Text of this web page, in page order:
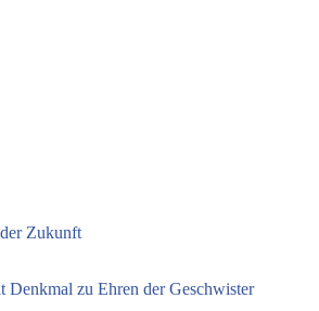
Zukunft
Denkmal zu Ehren der Geschwister